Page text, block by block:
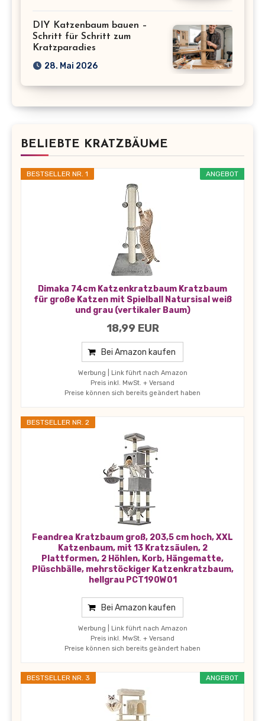
DIY Katzenbaum bauen –
Schritt für Schritt zum
Kratzparadies
28. Mai 2026
BELIEBTE KRATZBÄUME
ANGEBOT
BESTSELLER NR. 1
Dimaka 74cm Katzenkratzbaum Kratzbaum
für große Katzen mit Spielball Natursisal weiß
und grau (vertikaler Baum)
18,99 EUR
Bei Amazon kaufen
Werbung | Link führt nach Amazon
Preis inkl. MwSt. + Versand
Preise können sich bereits geändert haben
BESTSELLER NR. 2
Feandrea Kratzbaum groß, 203,5 cm hoch, XXL
Katzenbaum, mit 13 Kratzsäulen, 2
Plattformen, 2 Höhlen, Korb, Hängematte,
Plüschbälle, mehrstöckiger Katzenkratzbaum,
hellgrau PCT190W01
Bei Amazon kaufen
Werbung | Link führt nach Amazon
Preis inkl. MwSt. + Versand
Preise können sich bereits geändert haben
ANGEBOT
BESTSELLER NR. 3